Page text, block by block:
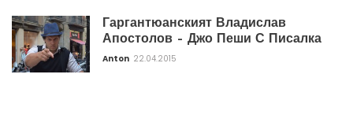
Гаргантюанският Владислав
Апостолов – Джо Пеши С Писалка
Anton 22.04.2015